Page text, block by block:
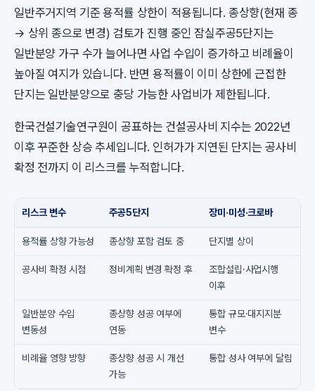
일반주거지역 기준 용적률 상한이 적용됩니다. 종상향(현재 종
→ 상위 종으로 변경) 검토가 진행 중인 잠실주공5단지는
일반분양 가구 수가 늘어나면 사업 수입이 증가하고 비례율이
높아질 여지가 있습니다. 반면 용적률이 이미 상한에 근접한
단지는 일반분양으로 충당 가능한 사업비가 제한됩니다.
한국건설기술연구원이 공표하는 건설공사비 지수는 2022년
이후 꾸준한 상승 추세입니다. 인허가가 지연된 단지는 공사비
확정 전까지 이 리스크를 누적합니다.
리스크 변수 주공5단지 장미·미성·크로바
용적률 상향 가능성 종상향 포함 검토 중 단지별 상이
공사비 확정 시점 정비계획 변경 확정 후
조합설립·사업시행
이후
일반분양 수입
변동성
종상향 성공 여부에
연동
통합 규모·대지지분
변수
비례율 영향 방향
종상향 성공 시 개선
가능
통합 성사 여부에 달림